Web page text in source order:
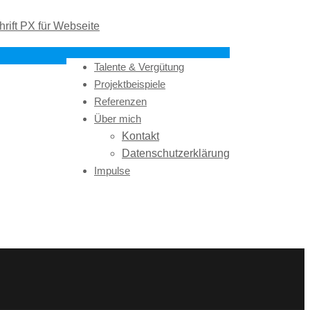
Talente & Vergütung
Projektbeispiele
Referenzen
Über mich
Kontakt
Datenschutzerklärung
Impulse